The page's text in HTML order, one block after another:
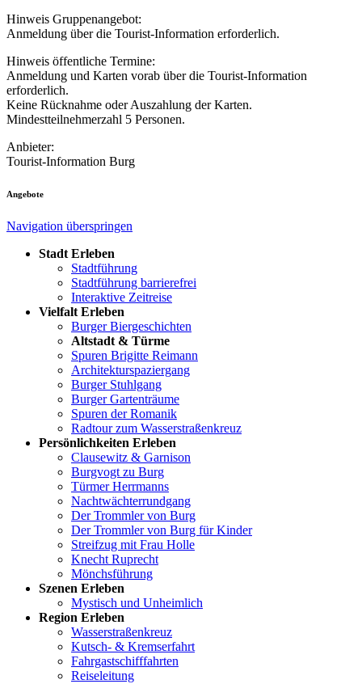
Hinweis Gruppenangebot:
Anmeldung über die Tourist-Information erforderlich.
Hinweis öffentliche Termine:
Anmeldung und Karten vorab über die Tourist-Information
erforderlich.
Keine Rücknahme oder Auszahlung der Karten.
Mindestteilnehmerzahl 5 Personen.
Anbieter:
Tourist-Information Burg
Angebote
Navigation überspringen
Stadt Erleben
Stadtführung
Stadtführung barrierefrei
Interaktive Zeitreise
Vielfalt Erleben
Burger Biergeschichten
Altstadt & Türme
Spuren Brigitte Reimann
Architekturspaziergang
Burger Stuhlgang
Burger Gartenträume
Spuren der Romanik
Radtour zum Wasserstraßenkreuz
Persönlichkeiten Erleben
Clausewitz & Garnison
Burgvogt zu Burg
Türmer Herrmanns
Nachtwächterrundgang
Der Trommler von Burg
Der Trommler von Burg für Kinder
Streifzug mit Frau Holle
Knecht Ruprecht
Mönchsführung
Szenen Erleben
Mystisch und Unheimlich
Region Erleben
Wasserstraßenkreuz
Kutsch- & Kremserfahrt
Fahrgastschifffahrten
Reiseleitung